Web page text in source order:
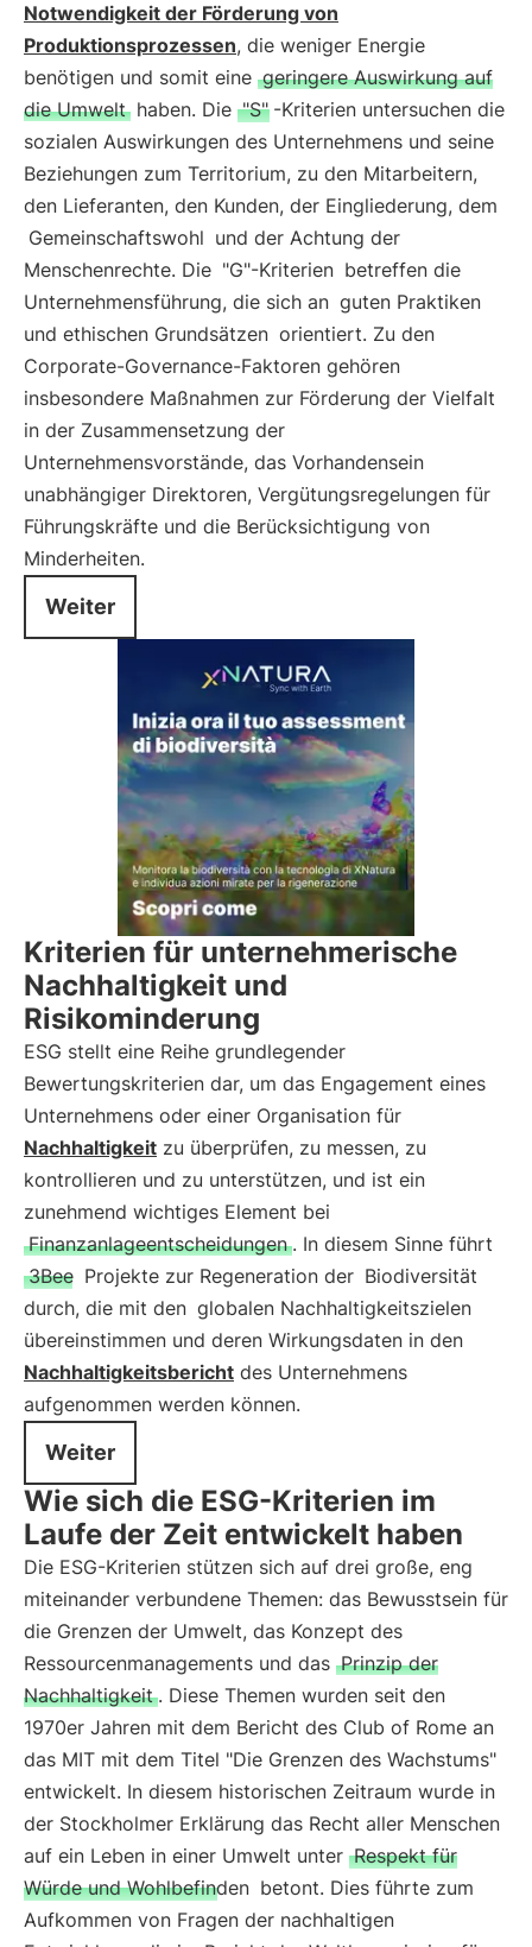
Notwendigkeit der Förderung von
Produktionsprozessen, die weniger Energie
benötigen und somit eine geringere Auswirkung auf
die Umwelt haben. Die "S" -Kriterien untersuchen die
sozialen Auswirkungen des Unternehmens und seine
Beziehungen zum Territorium, zu den Mitarbeitern,
den Lieferanten, den Kunden, der Eingliederung, dem
Gemeinschaftswohl und der Achtung der
Menschenrechte. Die "G"-Kriterien betreffen die
Unternehmensführung, die sich an guten Praktiken
und ethischen Grundsätzen orientiert. Zu den
Corporate-Governance-Faktoren gehören
insbesondere Maßnahmen zur Förderung der Vielfalt
in der Zusammensetzung der
Unternehmensvorstände, das Vorhandensein
unabhängiger Direktoren, Vergütungsregelungen für
Führungskräfte und die Berücksichtigung von
Minderheiten.
Weiter
Kriterien für unternehmerische
Nachhaltigkeit und
Risikominderung
ESG stellt eine Reihe grundlegender
Bewertungskriterien dar, um das Engagement eines
Unternehmens oder einer Organisation für
Nachhaltigkeit zu überprüfen, zu messen, zu
kontrollieren und zu unterstützen, und ist ein
zunehmend wichtiges Element bei
Finanzanlageentscheidungen . In diesem Sinne führt
3Bee Projekte zur Regeneration der Biodiversität
durch, die mit den globalen Nachhaltigkeitszielen
übereinstimmen und deren Wirkungsdaten in den
Nachhaltigkeitsbericht des Unternehmens
aufgenommen werden können.
Weiter
Wie sich die ESG-Kriterien im
Laufe der Zeit entwickelt haben
Die ESG-Kriterien stützen sich auf drei große, eng
miteinander verbundene Themen: das Bewusstsein für
die Grenzen der Umwelt, das Konzept des
Ressourcenmanagements und das Prinzip der
Nachhaltigkeit . Diese Themen wurden seit den
1970er Jahren mit dem Bericht des Club of Rome an
das MIT mit dem Titel "Die Grenzen des Wachstums"
entwickelt. In diesem historischen Zeitraum wurde in
der Stockholmer Erklärung das Recht aller Menschen
auf ein Leben in einer Umwelt unter Respekt für
Würde und Wohlbefinden betont. Dies führte zum
Aufkommen von Fragen der nachhaltigen